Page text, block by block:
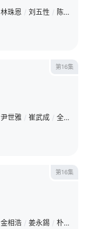
林珠恩 / 刘五性 / 陈庆
第16集
尹世雅 / 崔武成 / 全慧珍
第16集
金相浩 / 姜永錫 / 朴成根